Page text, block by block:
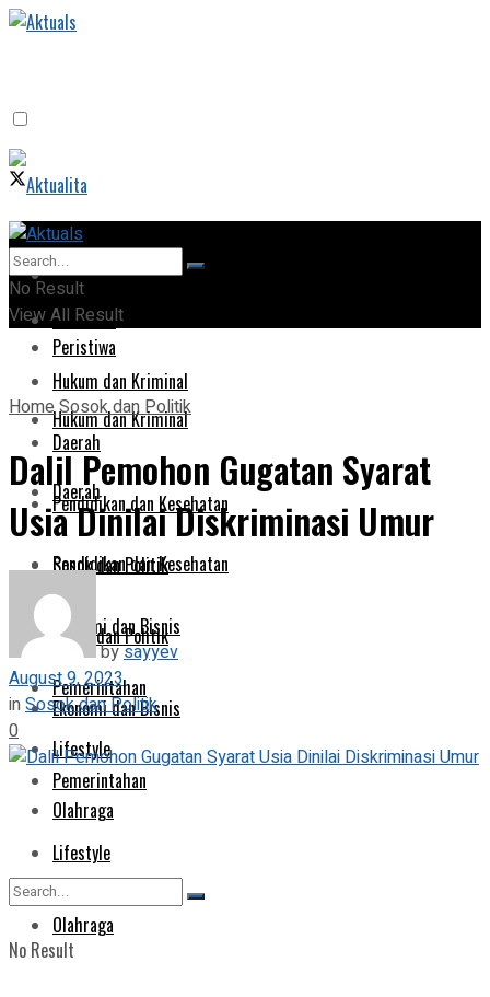
Home
Peristiwa
Hukum dan Kriminal
Daerah
Pendidikan dan Kesehatan
Sosok dan Politik
Ekonomi dan Bisnis
Pemerintahan
Lifestyle
Olahraga
No Result
Home
Peristiwa
Hukum dan Kriminal
Daerah
Pendidikan dan Kesehatan
Sosok dan Politik
Ekonomi dan Bisnis
Pemerintahan
Lifestyle
Olahraga
No Result
View All Result
HomeSosok dan Politik
Dalil Pemohon Gugatan Syarat
Usia Dinilai Diskriminasi Umur
bysayyev
August 9, 2023
inSosok dan Politik
0